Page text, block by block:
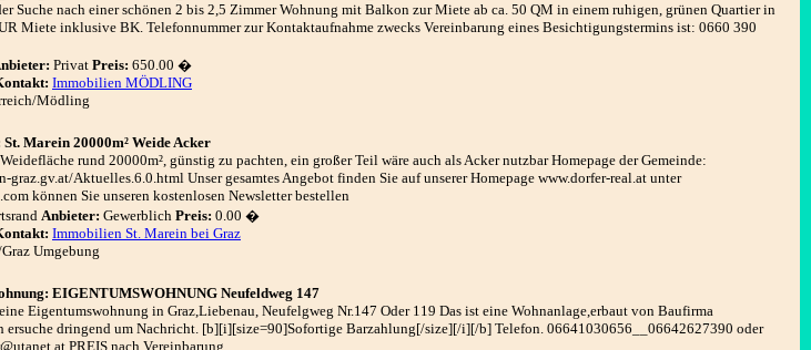
Suche nach einer schönen 2 bis 2,5 Zimmer Wohnung mit Balkon zur Miete ab ca. 50 QM in einem ruhigen, grünen Quartier in
Miete inklusive BK. Telefonnummer zur Kontaktaufnahme zwecks Vereinbarung eines Besichtigungstermins ist: 0660 390
Privat Preis: 650.00 �
Immobilien MÖDLING
Mödling
Marein 20000m² Weide Acker
rund 20000m², günstig zu pachten, ein großer Teil wäre auch als Acker nutzbar Homepage der Gemeinde:
graz.gv.at/Aktuelles.6.0.html Unser gesamtes Angebot finden Sie auf unserer Homepage www.dorfer-real.at unter
können Sie unseren kostenlosen Newsletter bestellen
Anbieter: Gewerblich Preis: 0.00 �
Immobilien St. Marein bei Graz
Umgebung
EIGENTUMSWOHNUNG Neufeldweg 147
Eigentumswohnung in Graz,Liebenau, Neufelgweg Nr.147 Oder 119 Das ist eine Wohnanlage,erbaut von Baufirma
ersuche dringend um Nachricht. [b][i][size=90]Sofortige Barzahlung[/size][/i][/b] Telefon. 06641030656__06642627390 oder
PREIS nach Vereinbarung